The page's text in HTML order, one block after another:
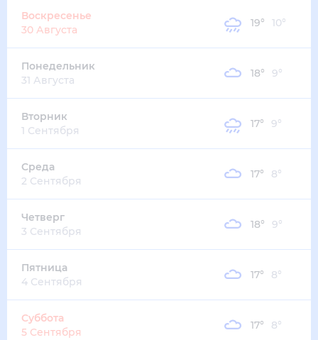
Воскресенье
30 Августа
19° 10°
Понедельник
31 Августа
18° 9°
Вторник
1 Сентября
17° 9°
Среда
2 Сентября
17° 8°
Четверг
3 Сентября
18° 9°
Пятница
4 Сентября
17° 8°
Суббота
5 Сентября
17° 8°